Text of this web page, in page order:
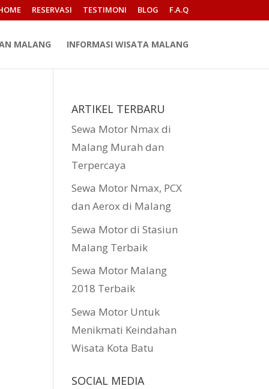
RESERVASI TESTIMONI BLOG F.A.Q
MALANG INFORMASI WISATA MALANG
ARTIKEL TERBARU
Sewa Motor Nmax di
Malang Murah dan
Terpercaya
Sewa Motor Nmax, PCX
dan Aerox di Malang
Sewa Motor di Stasiun
Malang Terbaik
Sewa Motor Malang
2018 Terbaik
Sewa Motor Untuk
Menikmati Keindahan
Wisata Kota Batu
SOCIAL MEDIA